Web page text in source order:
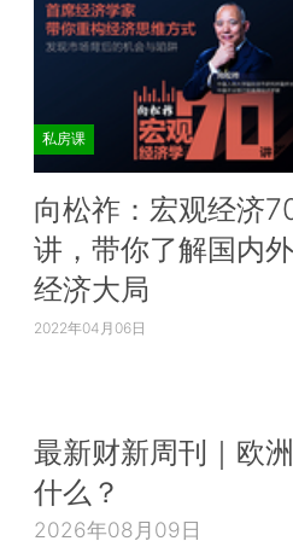
私房课
向松祚：宏观经济
讲，带你了解国内外
经济大局
2022年04月06日
最新财新周刊｜欧
什么？
2026年08月09日